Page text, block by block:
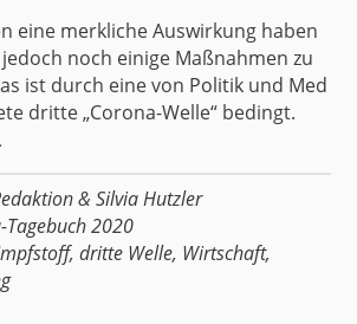
eine merkliche Auswirkung haben
noch einige Maßnahmen zu
ist durch eine von Politik und Med
dritte „Corona-Welle“ bedingt.
&Silvia Hutzler
Tagebuch 2020
,dritte Welle, Wirtschaft,